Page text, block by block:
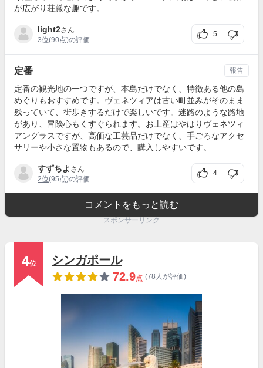
が広がり荘厳な趣です。
light2さん
3位(90点)の評価
5
定番
定番の観光地の一つですが、本島だけでなく、特徴ある他の島
めぐりもおすすめです。ヴェネツィアは古い町並みがそのまま
残っていて、街歩きするだけで楽しいです。迷路のような路地
があり、冒険心もくすぐられます。お土産はやはりヴェネツィ
アングラスですが、高価な工芸品だけでなく、手ごろなアクセ
サリーや小さな置物もあるので、購入しやすいです。
すずちよ さん
2位(95点)の評価
4
報告
コメントをもっと読む
スポンサーリンク
4位
シンガポール
72.9点 (78人が評価)